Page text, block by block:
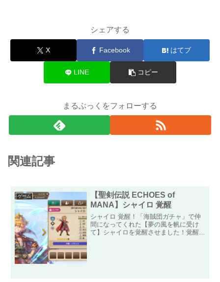
シェアする
X Facebook はてブ
LINE コピー
まるぶっくをフォローする
関連記事
ゲーム
【聖剣伝説 ECHOES of
MANA】シャイロ 覚醒
シャイロ 覚醒！「海賊団ガチャ」で仲
間になってくれた【夢の風を帆に受け
て】シャイロを覚醒させました！覚醒す